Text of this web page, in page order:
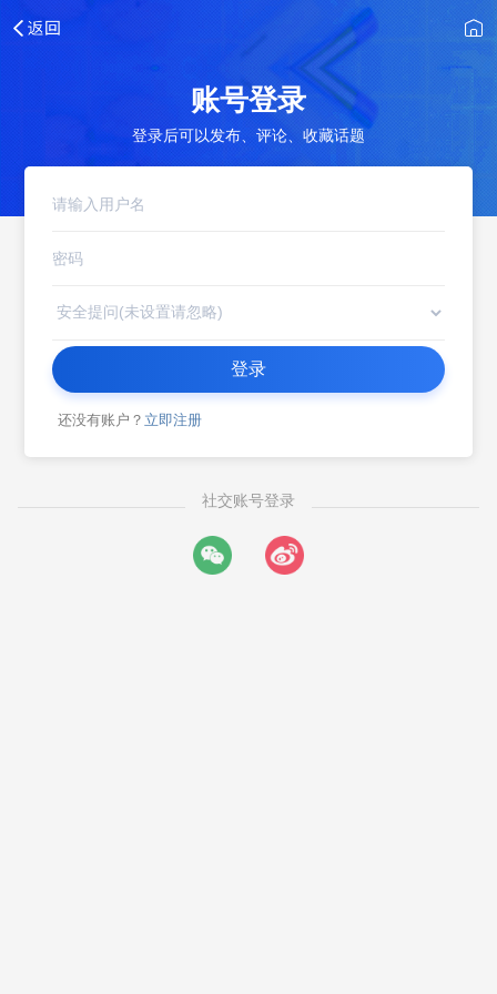
账号登录
登录后可以发布、评论、收藏话题
登录
还没有账户？ 立即注册
社交账号登录